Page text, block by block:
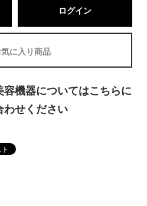
ログイン
に入り商品
機器についてはこちらに
わせください